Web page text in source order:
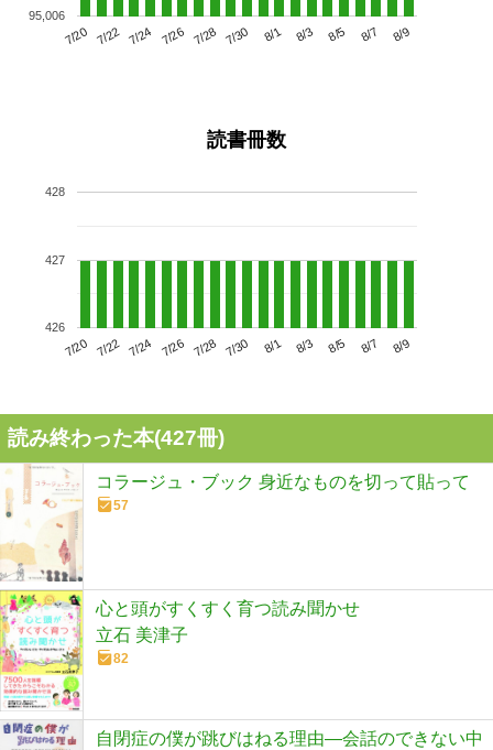
7/20 7/22 7/24 7/26 7/28 7/30 8/1 8/3 8/5 8/7 8/9
95,006
読書冊数
7/20 7/22 7/24 7/26 7/28 7/30 8/1 8/3 8/5 8/7 8/9
426
427
428
読み終わった本(427冊)
コラージュ・ブック 身近なものを切って貼って
57
心と頭がすくすく育つ読み聞かせ
立石 美津子
82
自閉症の僕が跳びはねる理由―会話のできない中